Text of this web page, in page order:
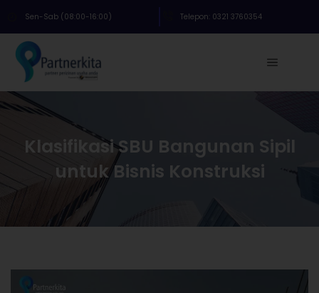
Sen-Sab (08:00-16:00) Telepon: 0321 3760354
Klasifikasi SBU Bangunan Sipil
untuk Bisnis Konstruksi